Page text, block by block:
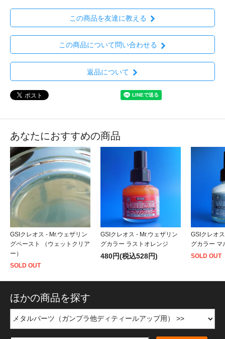
この商品を友達に教える
この商品について問い合わせる
返品について
あなたにおすすめの商品
GSIクレオス - Mr.ウェザリン
グペースト （ウェットクリア
ー）
SOLD OUT
GSIクレオス - Mr.ウェザリン
グカラー ラストオレンジ
480円(税込528円)
GSIクレオ
グカラー マ
SOLD OUT
ほかの商品を探す